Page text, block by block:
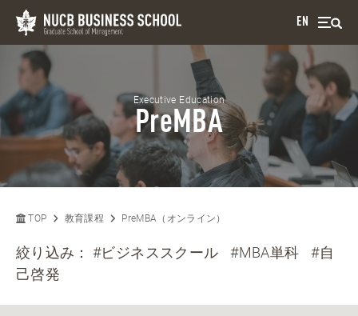
EN
Executive Education
PreMBA
TOP 教育課程 PreMBA（オンライン）
絞り込み：#ビジネススクール #MBA単科
#自
己啓発